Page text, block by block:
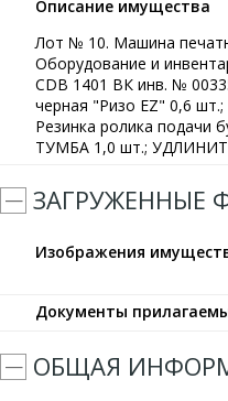
Описание имущества
Лот № 10. Машина
Оборудование и
CDB 1401 ВК инв. №
черная "Ризо EZ" 0,6
Резинка ролика
ТУМБА 1,0 шт.;
ЗАГРУЖЕННЫЕ
Изображения
Документы
ОБЩАЯ